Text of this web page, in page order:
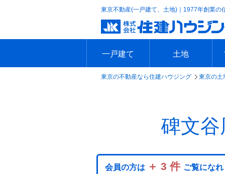
東京不動産(一戸建て、土地)｜1977年創業の
一戸建て
エリアで探す
沿線で探す
新築一戸建て
中古一戸建て
本日の新着物件
今週の新着物件
土地
エリアで探す
沿線で探す
本日の新着物件
今週の新着物件
東京の不動産なら住建ハウジング 東京の土
碑文
会員の方は ＋ 3 件 ご覧にな